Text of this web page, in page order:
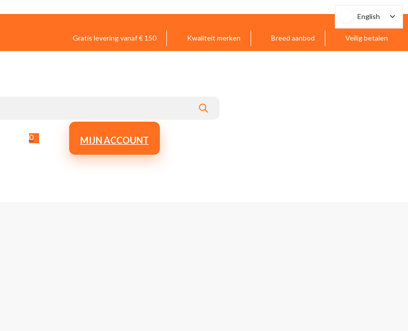
Gratis levering vanaf € 150
Kwaliteit merken Breed aanbod Veilig betalen
0 MIJN ACCOUNT
English
English